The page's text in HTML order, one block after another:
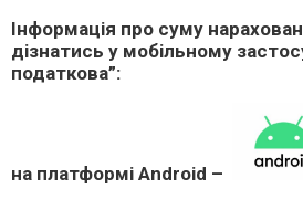
Інформація про суму
дізнатись у мобільному
податкова”:
на платформі Android –